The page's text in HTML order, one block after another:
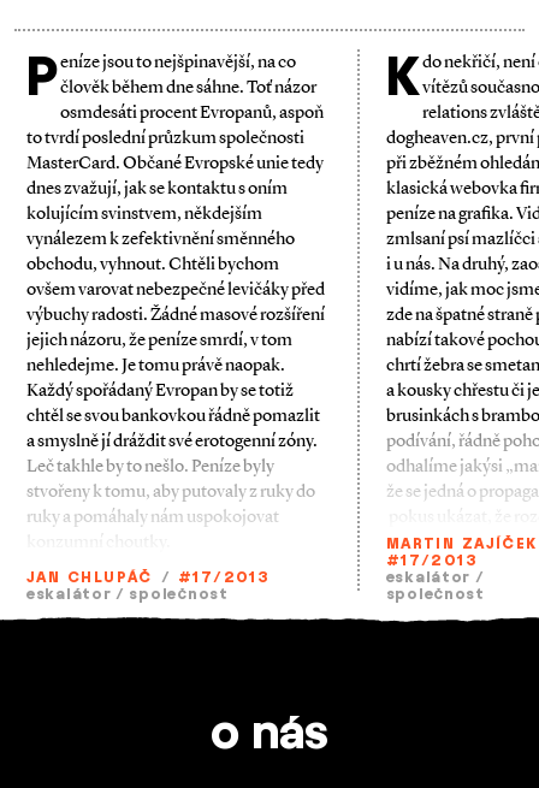
P
eníze jsou to nejšpinavější, na co
člověk během dne sáhne. Toť názor
osmdesáti procent Evropanů, aspoň
to tvrdí poslední průzkum společnosti
MasterCard. Občané Evropské unie tedy
dnes zvažují, jak se kontaktu s oním
kolujícím svinstvem, někdejším
vynálezem k zefektivnění směnného
obchodu, vyhnout. Chtěli bychom
ovšem varovat nebezpečné levičáky před
výbuchy radosti. Žádné masové rozšíření
jejich názoru, že peníze smrdí, v tom
nehledejme. Je tomu právě naopak.
Každý spořádaný Evropan by se totiž
chtěl se svou bankovkou řádně pomazlit
a smyslně jí dráždit své erotogenní zóny.
Leč takhle by to nešlo. Peníze byly
stvořeny k tomu, aby putovaly z ruky do
ruky a pomáhaly nám uspokojovat
JAN CHLUPÁČ / #17/2013
eskalátor / společnost
K
do nekřičí, není
vítězů
relations
dogheaven.cz, první
při zběžném
klasická webovka
peníze na grafika.
zmlsaní psí mazlíčci
i u nás. Na druhý,
vidíme, jak moc
zde na špatné
nabízí takové
chrtí žebra se
a kousky chřestu či
brusinkách s
podívání, řádně
odhalíme jakýsi
že se jedná o
pokus ukázat, že
MARTIN ZAJÍČEK
#17/2013
eskalátor /
společnost
o nás